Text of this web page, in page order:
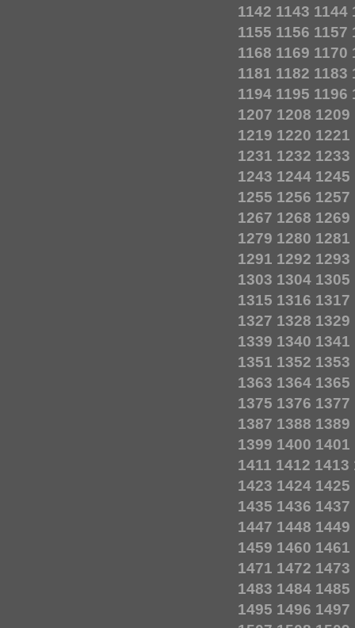
1142 1143 1144
1155 1156 1157
1168 1169 1170
1181 1182 1183
1194 1195 1196
1207 1208 1209
1219 1220 1221
1231 1232 1233
1243 1244 1245
1255 1256 1257
1267 1268 1269
1279 1280 1281
1291 1292 1293
1303 1304 1305
1315 1316 1317
1327 1328 1329
1339 1340 1341
1351 1352 1353
1363 1364 1365
1375 1376 1377
1387 1388 1389
1399 1400 1401
1411 1412 1413
1423 1424 1425
1435 1436 1437
1447 1448 1449
1459 1460 1461
1471 1472 1473
1483 1484 1485
1495 1496 1497